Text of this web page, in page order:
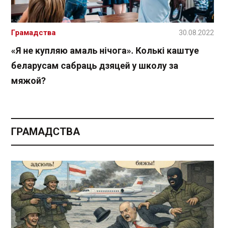
«Я не купляю амаль нічога». Колькі каштуе
беларусам сабраць дзяцей у школу за
мяжой?
Грамадства 30.08.2022
ГРАМАДСТВА